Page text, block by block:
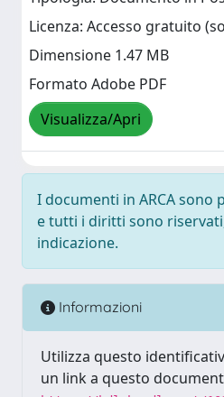
Licenza: Accesso gratuito
Dimensione 1.47 MB
Formato Adobe PDF
Visualizza/Apri
I documenti in ARCA
e tutti i diritti sono
indicazione.
Informazioni
Utilizza questo
un link a questo